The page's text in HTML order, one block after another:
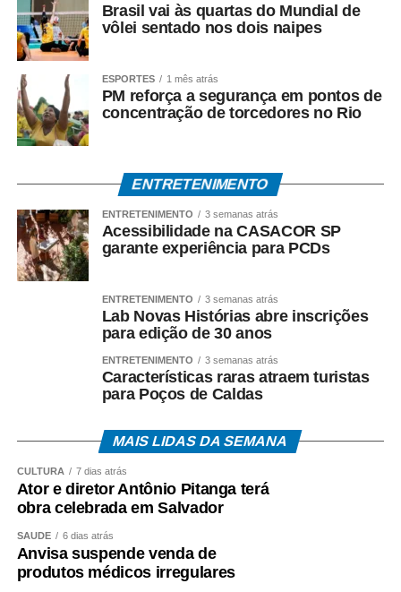
Brasil vai às quartas do Mundial de
vôlei sentado nos dois naipes
ESPORTES 1 mês atrás
PM reforça a segurança em pontos de
concentração de torcedores no Rio
ENTRETENIMENTO
ENTRETENIMENTO 3 semanas atrás
Acessibilidade na CASACOR SP
garante experiência para PCDs
ENTRETENIMENTO 3 semanas atrás
Lab Novas Histórias abre inscrições
para edição de 30 anos
ENTRETENIMENTO 3 semanas atrás
Características raras atraem turistas
para Poços de Caldas
MAIS LIDAS DA SEMANA
CULTURA 7 dias atrás
Ator e diretor Antônio Pitanga terá
obra celebrada em Salvador
SAÚDE 6 dias atrás
Anvisa suspende venda de
produtos médicos irregulares